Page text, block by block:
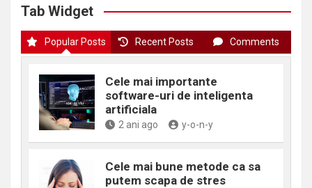
Tab Widget
Popular Posts Recent Posts Comments
Cele mai importante
software-uri de inteligenta
artificiala
2 ani ago y-o-n-y
Cele mai bune metode ca sa
putem scapa de stres